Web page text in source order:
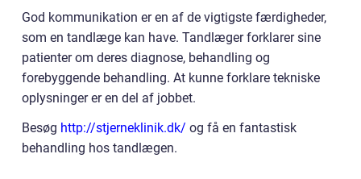
God kommunikation er en af ​​de vigtigste færdigheder,
som en tandlæge kan have. Tandlæger forklarer sine
patienter om deres diagnose, behandling og
forebyggende behandling. At kunne forklare tekniske
oplysninger er en del af jobbet.
Besøg http://stjerneklinik.dk/ og få en fantastisk
behandling hos tandlægen.